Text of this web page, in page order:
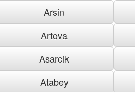
Arsin
Artova
Asarcik
Atabey